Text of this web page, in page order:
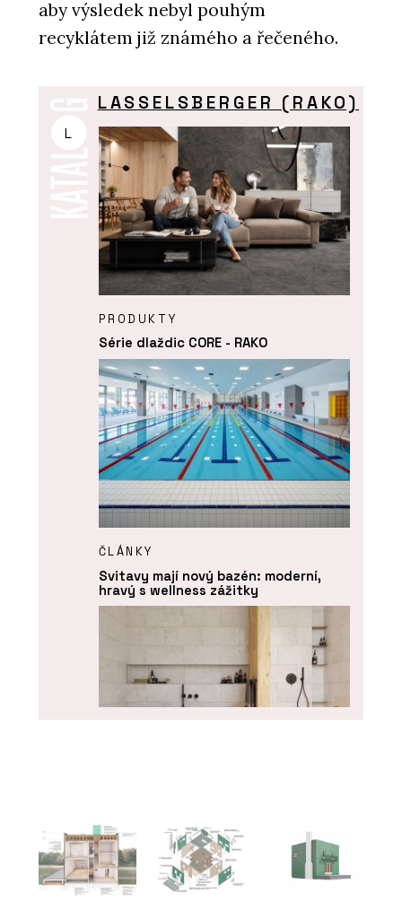
aby výsledek nebyl pouhým
recyklátem již známého a řečeného.
L
LASSELSBERGER (RAKO)
PRODUKTY
Série dlaždic CORE - RAKO
ČLÁNKY
Svitavy mají nový bazén: moderní,
hravý s wellness zážitky
Série keramických obkladů PINO -
RAKO